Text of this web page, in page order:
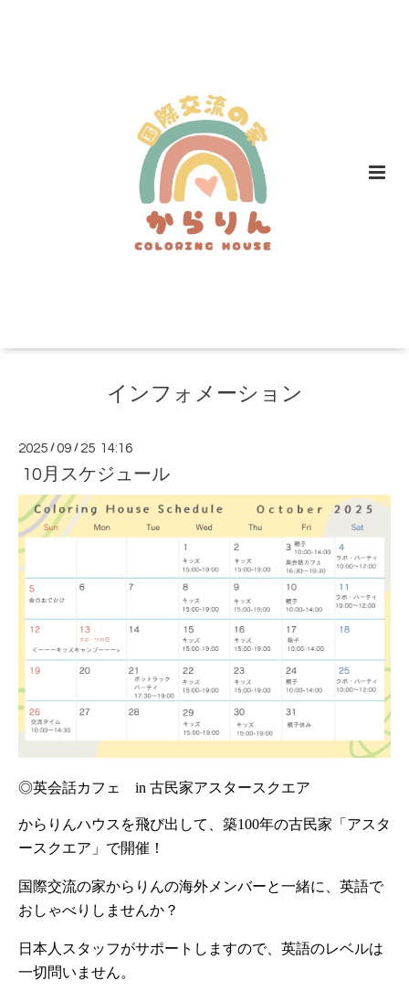
インフォメーション
2025 /09 / 25 14:16
10月スケジュール
◎英会話カフェ　in 古民家アスタースクエア
からりんハウスを飛び出して、築100年の古民家「アスタ
ースクエア」で開催！
国際交流の家からりんの海外メンバーと一緒に、英語で
おしゃべりしませんか？
日本人スタッフがサポートしますので、英語のレベルは
一切問いません。